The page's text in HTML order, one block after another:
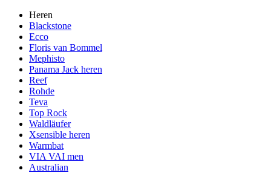
Heren
Blackstone
Ecco
Floris van Bommel
Mephisto
Panama Jack heren
Reef
Rohde
Teva
Top Rock
Waldläufer
Xsensible heren
Warmbat
VIA VAI men
Australian